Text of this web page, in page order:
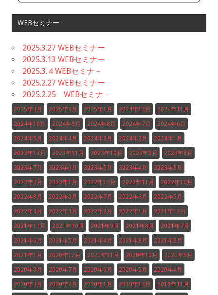
WEBセミナー
2025.3.27 WEBセミナー
2025.3.13 WEBセミナー
2025.3.４WEBセミナ－
2025.2.27 WEBセミナー
2025.2.25 WEBセミナ－
2025年3月 2025年2月 2025年1月 2024年12月 2024年11月
2024年10月 2024年9月 2024年8月 2024年7月 2024年6月
2024年5月 2024年4月 2024年3月 2024年2月 2024年1月
2023年12月 2023年11月 2023年10月 2023年9月 2023年8月
2023年7月 2023年6月 2023年5月 2023年4月 2023年3月
2023年2月 2023年1月 2022年12月 2022年11月 2022年10月
2022年9月 2022年8月 2022年7月 2022年6月 2022年5月
2022年4月 2022年3月 2022年2月 2022年1月 2021年12月
2021年11月 2021年10月 2021年9月 2021年8月 2021年7月
2021年6月 2021年5月 2021年4月 2021年3月 2021年2月
2021年1月 2020年12月 2020年11月 2020年10月 2020年9月
2020年8月 2020年7月 2020年6月 2020年5月 2020年4月
2020年3月 2020年2月 2020年1月 2019年12月 2019年11月